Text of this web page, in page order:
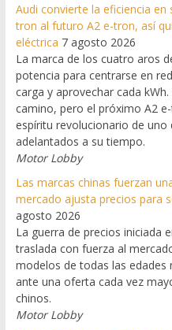
Audi convierte la eficiencia en
tron al futuro A2 e-tron, así
eléctrica 7 agosto 2026
La marca de los cuatro aros
potencia para centrarse en
carga y aprovechar cada
camino, pero el próximo A2
espíritu revolucionario de
adelantados a su tiempo.
Motor Lobby
Las marcas chinas fuerzan
mercado ajusta precios para
agosto 2026
La guerra de precios iniciada
traslada con fuerza al
modelos de todas las edades
ante una oferta cada vez
chinos.
Motor Lobby